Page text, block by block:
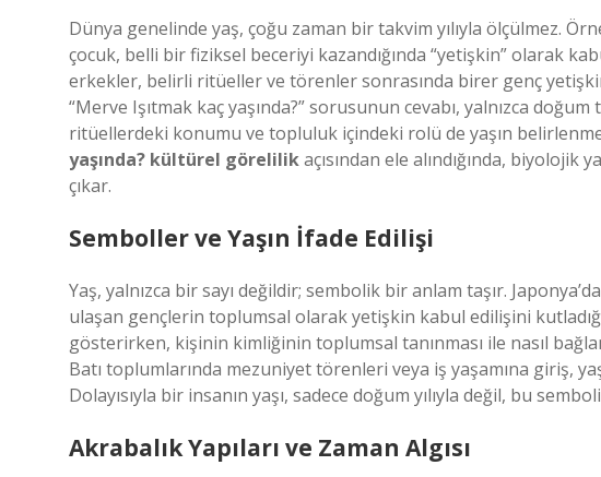
Dünya genelinde yaş, çoğu zaman bir takvim yılıyla ölçülmez.
çocuk, belli bir fiziksel beceriyi kazandığında “yetişkin” olarak
erkekler, belirli ritüeller ve törenler sonrasında birer genç
“Merve Işıtmak kaç yaşında?” sorusunun cevabı, yalnızca
ritüellerdeki konumu ve topluluk içindeki rolü de yaşın
yaşında? kültürel görelilikaçısından ele alındığında,
çıkar.
Semboller ve Yaşın İfade Edilişi
Yaş, yalnızca bir sayı değildir; sembolik bir anlam taşır.
ulaşan gençlerin toplumsal olarak yetişkin kabul edilişini
gösterirken, kişinin kimliğinin toplumsal tanınması ile nasıl
Batı toplumlarında mezuniyet törenleri veya iş yaşamına giriş,
Dolayısıyla bir insanın yaşı, sadece doğum yılıyla değil, bu
Akrabalık Yapıları ve Zaman Algısı